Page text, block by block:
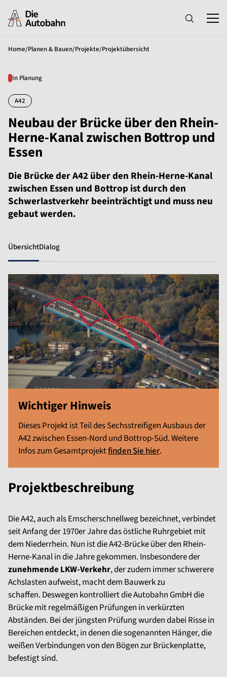
Home/Planen & Bauen/Projekte/Projektübersicht
In Planung
A42
Neubau der Brücke über den Rhein-
Herne-Kanal zwischen Bottrop und
Essen
Die Brücke der A42 über den Rhein-Herne-Kanal
zwischen Essen und Bottrop ist durch den
Schwerlastverkehr beeinträchtigt und muss neu
gebaut werden.
ÜbersichtDialog
Wichtiger Hinweis
Dieses Projekt ist Teil des Sechsstreifigen Ausbaus der
A42 zwischen Essen-Nord und Bottrop-Süd. Weitere
Infos zum Gesamtprojektfinden Sie hier.
Projektbeschreibung
Die A42, auch als Emscherschnellweg bezeichnet, verbindet
seit Anfang der 1970er Jahre das östliche Ruhrgebiet mit
dem Niederrhein. Nun ist die A42-Brücke über den Rhein-
Herne-Kanal in die Jahre gekommen. Insbesondere der
zunehmende LKW-Verkehr, der zudem immer schwerere
Achslasten aufweist, macht dem Bauwerk zu
schaffen. Deswegen kontrolliert die Autobahn GmbH die
Brücke mit regelmäßigen Prüfungen in verkürzten
Abständen. Bei der jüngsten Prüfung wurden dabei Risse in
Bereichen entdeckt, in denen die sogenannten Hänger, die
weißen Verbindungen von den Bögen zur Brückenplatte,
befestigt sind.